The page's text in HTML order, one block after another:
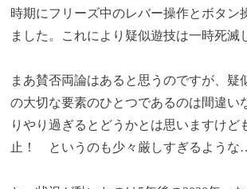
時期にフリーズ中のレバー操作とボタン
ました。これにより疑似遊技は一時死滅
まあ賛否両論はあると思うのですが、疑
の大切な要素のひとつであるのは間違い
りやり過ぎるとどうかとは思いますけど
止！ というのも少々厳しすぎるような